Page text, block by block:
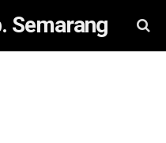
Semarang